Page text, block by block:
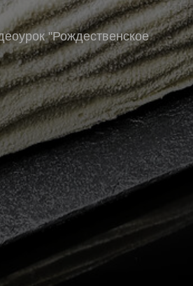
"Рождественское